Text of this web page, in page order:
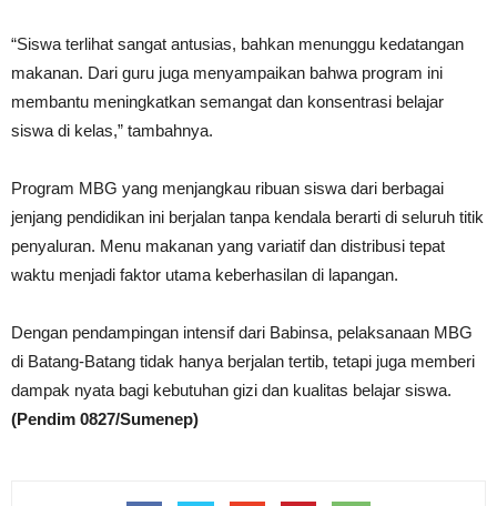
“Siswa terlihat sangat antusias, bahkan menunggu kedatangan
makanan. Dari guru juga menyampaikan bahwa program ini
membantu meningkatkan semangat dan konsentrasi belajar
siswa di kelas,” tambahnya.
Program MBG yang menjangkau ribuan siswa dari berbagai
jenjang pendidikan ini berjalan tanpa kendala berarti di seluruh titik
penyaluran. Menu makanan yang variatif dan distribusi tepat
waktu menjadi faktor utama keberhasilan di lapangan.
Dengan pendampingan intensif dari Babinsa, pelaksanaan MBG
di Batang-Batang tidak hanya berjalan tertib, tetapi juga memberi
dampak nyata bagi kebutuhan gizi dan kualitas belajar siswa.
(Pendim 0827/Sumenep)